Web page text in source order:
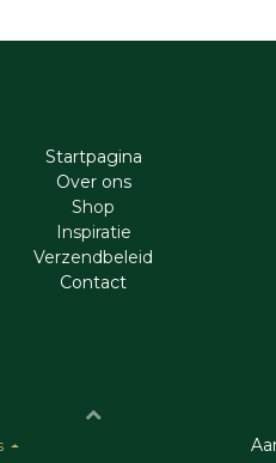
Startpagina
Ove​r​ ons
Shop
Inspiratie
Verzendbeleid
Cont​act